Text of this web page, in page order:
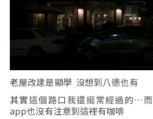
老屋改建是顯學 沒想到八德也有
其實這個路口我還挺常經過的…
app也沒有注意到這裡有咖啡